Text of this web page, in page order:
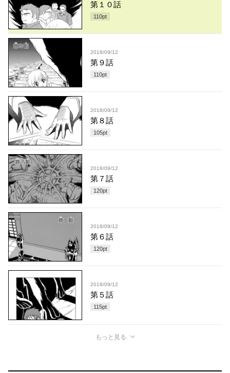
第１０話
110pt
2018/09/12
第９話
110pt
2018/09/12
第８話
105pt
2018/09/12
第７話
120pt
2018/09/12
第６話
120pt
2018/09/12
第５話
115pt
もっと見る